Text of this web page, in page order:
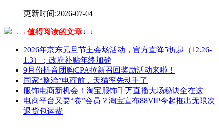
更新时间:2026-07-04
→→值得阅读的文章↓ ↓ ↓
2026年京东元旦节主会场活动，官方直降5折起（12.26-
1.3）；政府补贴年终加磅
9月份抖音团购CPA拉新召回奖励活动来啦！
国家“整治”电商前，天猫率先动手了
服饰电商新机会！淘宝服饰千万直播大场秘诀全在这
电商平台又要“卷”会员？淘宝宣布88VIP今起推出无限次
退货包运费